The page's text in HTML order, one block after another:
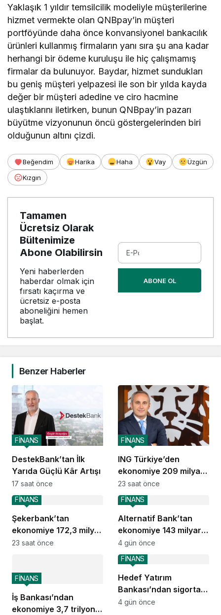
Yaklaşık 1 yıldır temsilcilik modeliyle müşterilerine
hizmet vermekte olan QNBpay’in müşteri
portföyünde daha önce konvansiyonel bankacılık
ürünleri kullanmış firmaların yanı sıra şu ana kadar
herhangi bir ödeme kuruluşu ile hiç çalışmamış
firmalar da bulunuyor. Baydar, hizmet sundukları
bu geniş müşteri yelpazesi ile son bir yılda kayda
değer bir müşteri adedine ve ciro hacmine
ulaştıklarını iletirken, bunun QNBpay’in pazarı
büyütme vizyonunun öncü göstergelerinden biri
olduğunun altını çizdi.
Beğendim Harika Haha Vay
Üzgün
Kızgın
Tamamen
Ücretsiz Olarak
Bültenimize
Abone Olabilirsin
Yeni haberlerden
haberdar olmak için
fırsatı kaçırma ve
ücretsiz e-posta
aboneliğini hemen
başlat.
ABONE OL
Benzer Haberler
DestekBank’tan İlk
Yarıda Güçlü Kâr Artışı
FİNANS
17 saat önce
ING Türkiye’den
ekonomiye 209 milyar
TL destek
FİNANS
23 saat önce
Şekerbank’tan
ekonomiye 172,3 milyar
TL destek
FİNANS
23 saat önce
Alternatif Bank’tan
ekonomiye 143 milyar
TL destek
FİNANS
4 gün önce
İş Bankası’ndan
ekonomiye 3,7 trilyon
FİNANS
Hedef Yatırım
Bankası’ndan sigorta
ve emeklilik alanında
FİNANS
4 gün önce